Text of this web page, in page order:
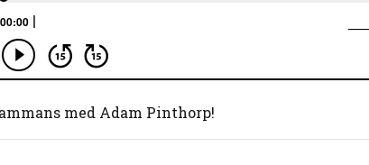
Never Forget
med Adam Pinthorp!